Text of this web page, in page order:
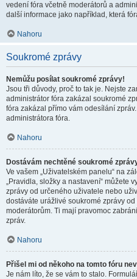
vedení fóra včetně moderátorů a
další informace jako například, která
Nahoru
Soukromé zprávy
Nemůžu posílat soukromé zprávy!
Jsou tři důvody, proč to tak je. Nejste
administrátor fóra zakázal soukromé
fóra zakázal přímo vám odesílání
administrátora fóra.
Nahoru
Dostávám nechtěné soukromé
Ve vašem „Uživatelském panelu“ na
„Pravidla, složky a nastavení“ můžete
zprávy od určeného uživatele nebo
dostáváte urážlivé soukromé zprávy
moderátorům. Ti mají pravomoc
zpráv.
Nahoru
Přišel mi od někoho na tomto fóru
Je nám líto, že se vám to stalo.